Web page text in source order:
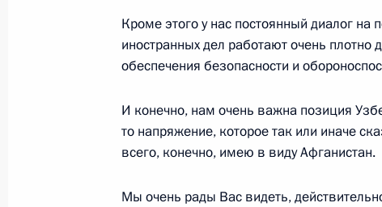
Шавкатом Мирзиёевым
5 декабря 2016 года, 14:40
Кроме этого у нас постоянный диалог на
иностранных дел работают очень
обеспечения безопасности и
И конечно, нам очень важна позиция
то напряжение, которое так или иначе
всего, конечно, имею в виду Афганистан.
Мы очень рады Вас видеть,